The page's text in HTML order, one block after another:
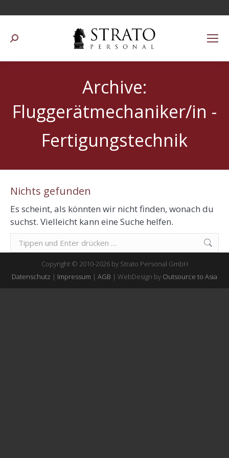
Suchen:
Archive:
Fluggerätmechaniker/in -
Fertigungstechnik
Nichts gefunden
Es scheint, als könnten wir nicht finden, wonach du
suchst. Vielleicht kann eine Suche helfen.
Suchen:
Copyright © 2010-2026 by Strato Personal GmbH
Datenschutz | Impressum | AGB | WebDesign by Outsource to Asia